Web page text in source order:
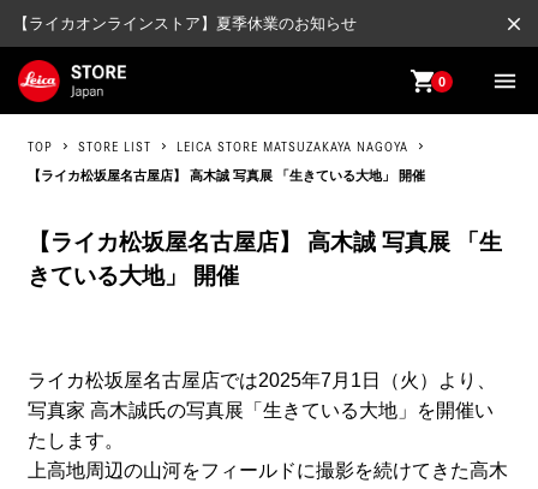
【ライカオンラインストア】夏季休業のお知らせ close
shopping_cart0 menu
TOP STORE LIST LEICA STORE MATSUZAKAYA NAGOYA
【ライカ松坂屋名古屋店】 高木誠 写真展 「生きている大地」 開催
【ライカ松坂屋名古屋店】 高木誠 写真展 「生
きている大地」 開催
ライカ松坂屋名古屋店では2025年7月1日（火）より、
写真家 高木誠氏の写真展「生きている大地」を開催い
たします。
上高地周辺の山河をフィールドに撮影を続けてきた高木